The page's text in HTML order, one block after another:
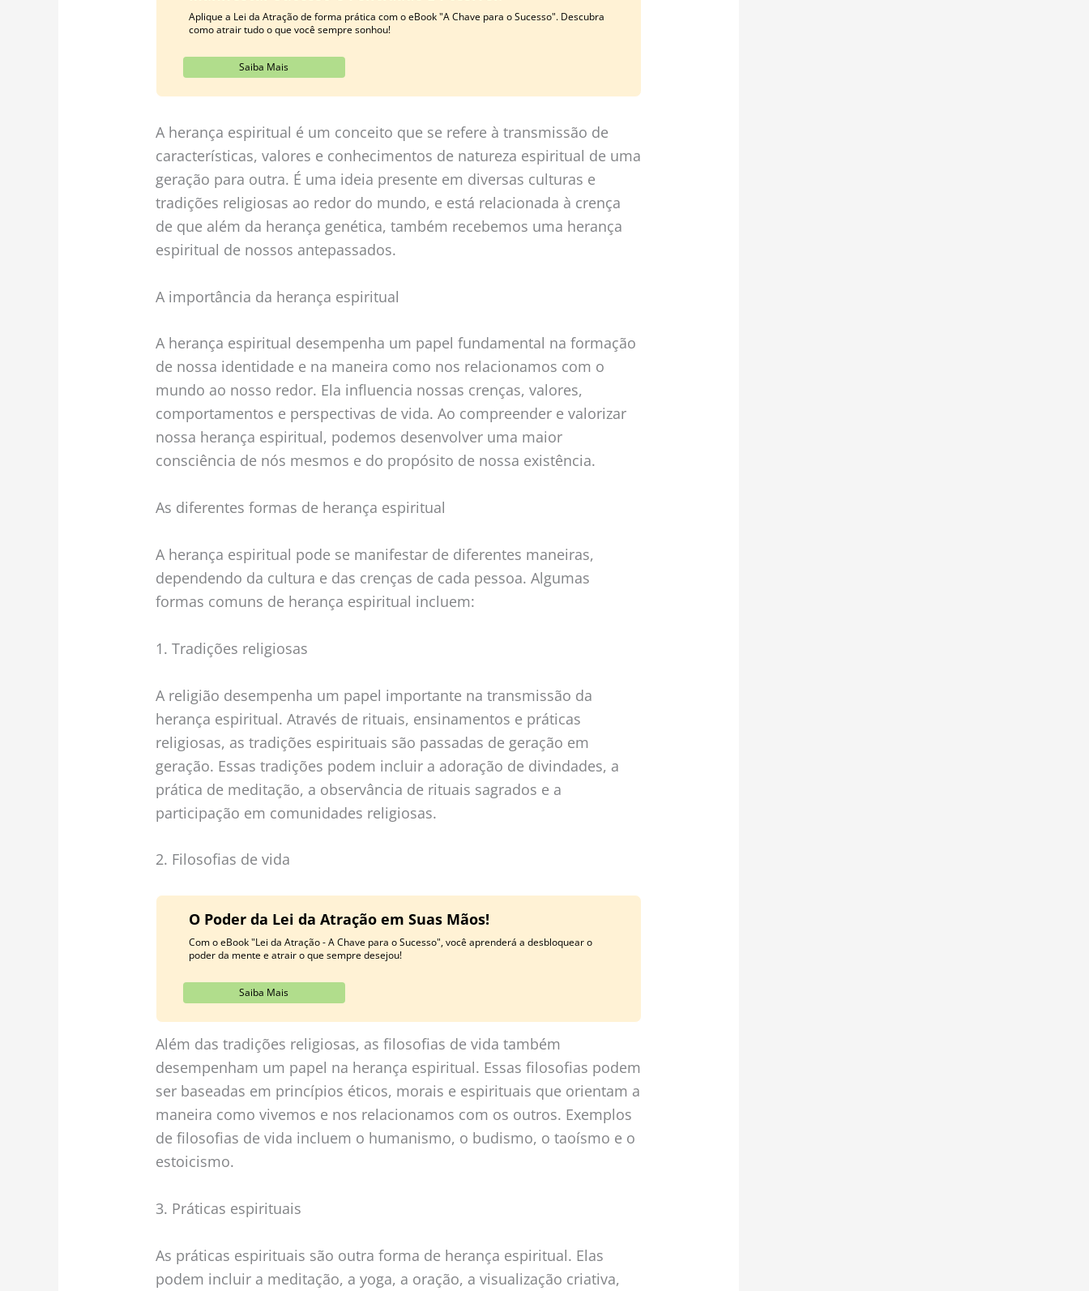
Aplique a Lei da Atração de forma prática com o eBook "A Chave para o Sucesso". Descubra
como atrair tudo o que você sempre sonhou!
Saiba Mais
A herança espiritual é um conceito que se refere à transmissão de
características, valores e conhecimentos de natureza espiritual de uma
geração para outra. É uma ideia presente em diversas culturas e
tradições religiosas ao redor do mundo, e está relacionada à crença
de que além da herança genética, também recebemos uma herança
espiritual de nossos antepassados.
A importância da herança espiritual
A herança espiritual desempenha um papel fundamental na formação
de nossa identidade e na maneira como nos relacionamos com o
mundo ao nosso redor. Ela influencia nossas crenças, valores,
comportamentos e perspectivas de vida. Ao compreender e valorizar
nossa herança espiritual, podemos desenvolver uma maior
consciência de nós mesmos e do propósito de nossa existência.
As diferentes formas de herança espiritual
A herança espiritual pode se manifestar de diferentes maneiras,
dependendo da cultura e das crenças de cada pessoa. Algumas
formas comuns de herança espiritual incluem:
1. Tradições religiosas
A religião desempenha um papel importante na transmissão da
herança espiritual. Através de rituais, ensinamentos e práticas
religiosas, as tradições espirituais são passadas de geração em
geração. Essas tradições podem incluir a adoração de divindades, a
prática de meditação, a observância de rituais sagrados e a
participação em comunidades religiosas.
2. Filosofias de vida
O Poder da Lei da Atração em Suas Mãos!
Com o eBook "Lei da Atração - A Chave para o Sucesso", você aprenderá a desbloquear o
poder da mente e atrair o que sempre desejou!
Saiba Mais
Além das tradições religiosas, as filosofias de vida também
desempenham um papel na herança espiritual. Essas filosofias podem
ser baseadas em princípios éticos, morais e espirituais que orientam a
maneira como vivemos e nos relacionamos com os outros. Exemplos
de filosofias de vida incluem o humanismo, o budismo, o taoísmo e o
estoicismo.
3. Práticas espirituais
As práticas espirituais são outra forma de herança espiritual. Elas
podem incluir a meditação, a yoga, a oração, a visualização criativa,